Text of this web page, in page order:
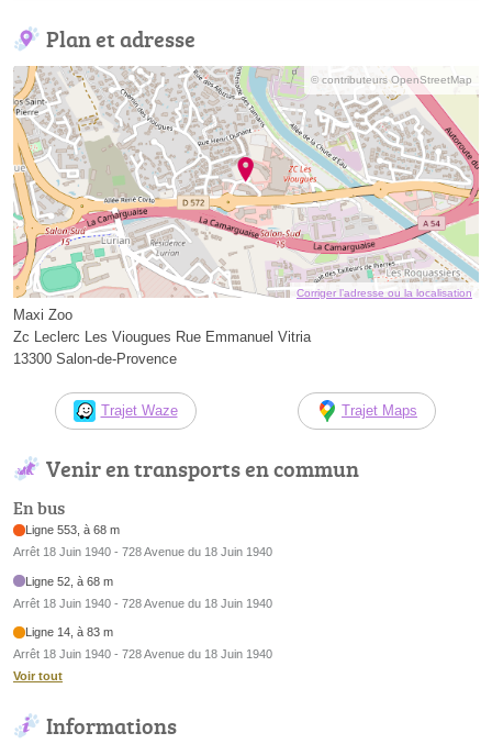
Plan et adresse
© contributeurs OpenStreetMap
Corriger l’adresse ou la localisation
Maxi Zoo
Zc Leclerc Les Viougues Rue Emmanuel Vitria
13300 Salon-de-Provence
Trajet Waze Trajet Maps
Venir en transports en commun
En bus
Ligne 553, à 68 m
Arrêt 18 Juin 1940 - 728 Avenue du 18 Juin 1940
Ligne 52, à 68 m
Arrêt 18 Juin 1940 - 728 Avenue du 18 Juin 1940
Ligne 14, à 83 m
Arrêt 18 Juin 1940 - 728 Avenue du 18 Juin 1940
Voir tout
Informations